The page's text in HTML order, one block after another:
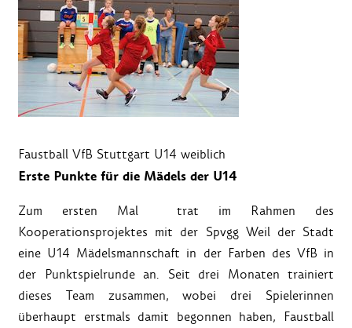
Faustball VfB Stuttgart U14 weiblich
Erste Punkte für die Mädels der U14
Zum ersten Mal trat im Rahmen des
Kooperationsprojektes mit der Spvgg Weil der Stadt
eine U14 Mädelsmannschaft in der Farben des VfB in
der Punktspielrunde an. Seit drei Monaten trainiert
dieses Team zusammen, wobei drei Spielerinnen
überhaupt erstmals damit begonnen haben, Faustball